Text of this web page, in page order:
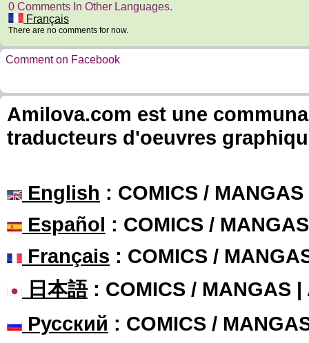
0 Comments In Other Languages.
Français
There are no comments for now.
Comment on Facebook
Amilova.com est une
traducteurs d'oeuvres
English : COMICS /
Español : COMICS /
Français : COMICS /
日本語: COMICS / MANGAS |
Русский : COMICS /